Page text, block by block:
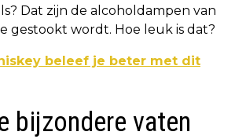
Dat zijn de alcoholdampen van
gestookt wordt. Hoe leuk is dat?
beleef je beter met dit
bijzondere vaten